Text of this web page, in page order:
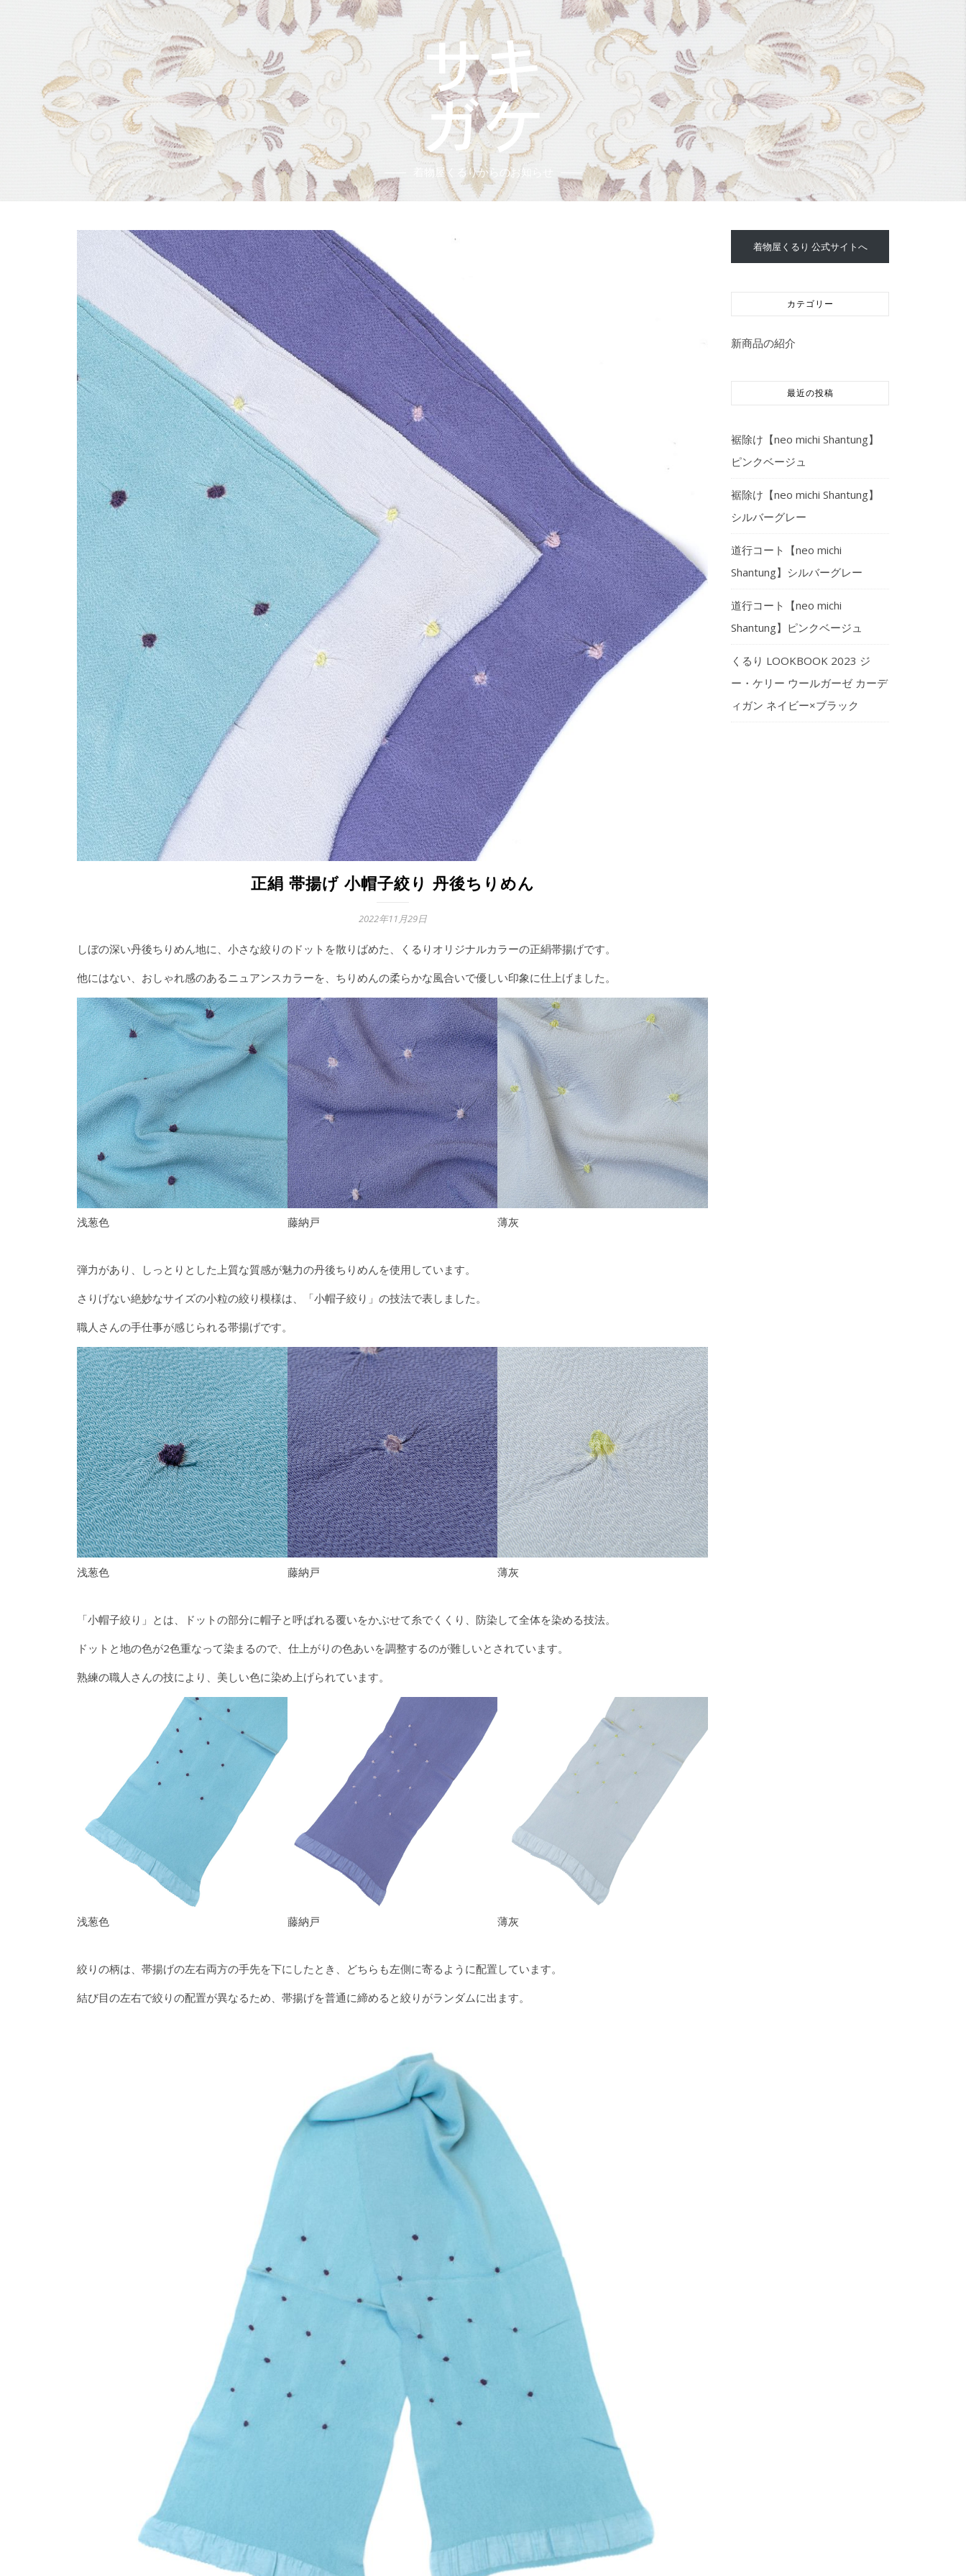
着物屋くるりからのお知らせ
正絹 帯揚げ 小帽子絞り 丹後ちりめん
2022年11月29日
しぼの深い丹後ちりめん地に、小さな絞りのドットを散りばめた、くるりオリジナルカラーの正絹帯揚げです。
他にはない、おしゃれ感のあるニュアンスカラーを、ちりめんの柔らかな風合いで優しい印象に仕上げました。
浅葱色 藤納戸 薄灰
弾力があり、しっとりとした上質な質感が魅力の丹後ちりめんを使用しています。
さりげない絶妙なサイズの小粒の絞り模様は、「小帽子絞り」の技法で表しました。
職人さんの手仕事が感じられる帯揚げです。
浅葱色 藤納戸 薄灰
「小帽子絞り」とは、ドットの部分に帽子と呼ばれる覆いをかぶせて糸でくくり、防染して全体を染める技法。
ドットと地の色が2色重なって染まるので、仕上がりの色あいを調整するのが難しいとされています。
熟練の職人さんの技により、美しい色に染め上げられています。
浅葱色 藤納戸 薄灰
絞りの柄は、帯揚げの左右両方の手先を下にしたとき、どちらも左側に寄るように配置しています。
結び目の左右で絞りの配置が異なるため、帯揚げを普通に締めると絞りがランダムに出ます。
着物屋くるり 公式サイトへ
カテゴリー
新商品の紹介
最近の投稿
裾除け【neo michi Shantung】
ピンクベージュ
裾除け【neo michi Shantung】
シルバーグレー
道行コート【neo michi
Shantung】シルバーグレー
道行コート【neo michi
Shantung】ピンクベージュ
くるり LOOKBOOK 2023 ジ
ー・ケリー ウールガーゼ カーデ
ィガン ネイビー×ブラック